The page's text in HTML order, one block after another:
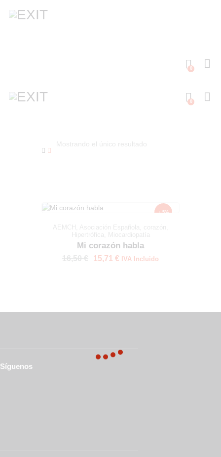
0
0
Mostrando el único resultado
↓ 5%
AEMCH Asociación Española corazón
Hipertrófica
Miocardiopatía
Mi corazón habla
16,50€ 15,71 € IVA Incluido
Síguenos